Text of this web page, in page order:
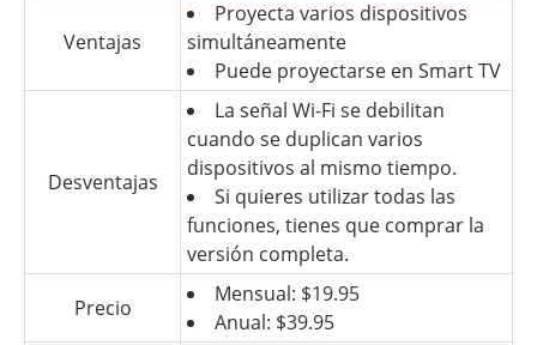
Ventajas
Proyecta varios dispositivos
simultáneamente
Puede proyectarse en Smart TV
Desventajas
La señal Wi-Fi se debilitan
cuando se duplican varios
dispositivos al mismo tiempo.
Si quieres utilizar todas las
funciones, tienes que comprar la
versión completa.
Precio
Mensual: $19.95
Anual: $39.95